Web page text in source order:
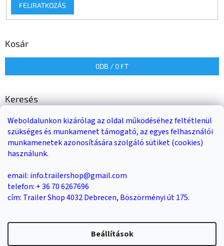
Weboldalunkon kizárólag az oldal működéséhez feltétlenül
szükséges és munkamenet támogató, az egyes felhasználói
munkamenetek azonosítására szolgáló sütiket (cookies)
használunk.
email: info.trailershop@gmail.com
telefon: + 36 70 6267696
cím: Trailer Shop 4032 Debrecen, Böszörményi út 175.
Beállítások
FELIRATKOZÁS
Kosár
0DB / 0 FT
Keresés
KERESÉS